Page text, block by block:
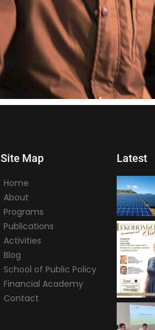
Site Map
Home
About
Programs
Publications
Activities
Blog
School of Public Policy
Financial Academy
Contact
Latest